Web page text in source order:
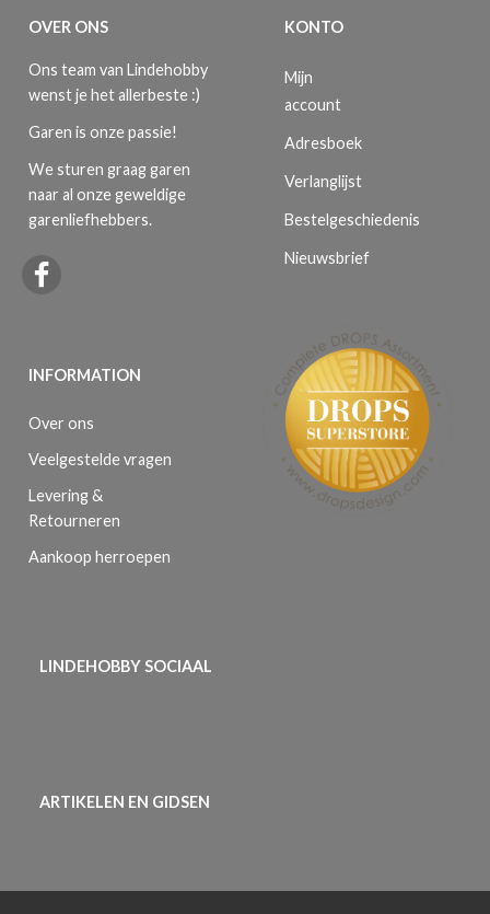
OVER ONS
Ons team van Lindehobby
wenst je het allerbeste :)
Garen is onze passie!
We sturen graag garen
naar al onze geweldige
garenliefhebbers.
INFORMATION
Over ons
Veelgestelde vragen
Levering &
Retourneren
Aankoop herroepen
KONTO
Mijn
account
Adresboek
Verlanglijst
Bestelgeschiedenis
Nieuwsbrief
LINDEHOBBY SOCIAAL
ARTIKELEN EN GIDSEN